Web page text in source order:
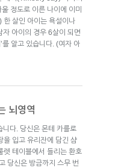
정도로 이른 나이에 이미
한 살인 아이는 욕설이나
아이의 경우 6살이 되면
를 알고 있습니다. (여자 아
뇌영역
다. 당신은 몬테 카를로
을 입고 유리잔에 담긴 샴
렛 테이블에서 들리는 환호
당신은 방금까지 스무 번